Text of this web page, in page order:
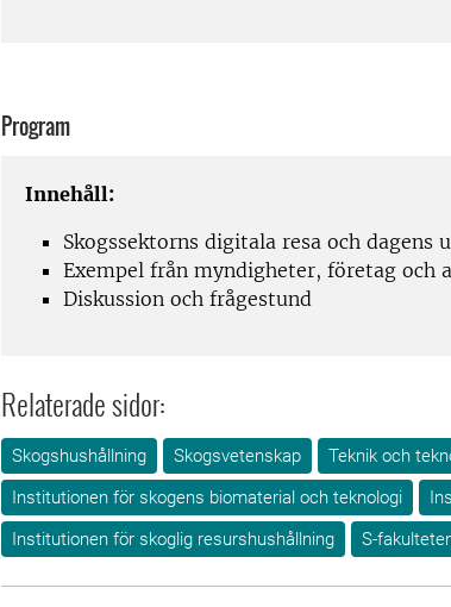
Program
Innehåll:
Skogssektorns digitala resa och dagens
Exempel från myndigheter, företag och
Diskussion och frågestund
Relaterade sidor:
Skogshushållning Skogsvetenskap
Teknik och
Institutionen för skogens biomaterial och teknologi
Institutionen för skoglig resurshushållning
S-